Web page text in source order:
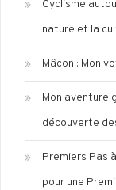
Cyclisme
nature et la
Mâcon : Mon
Mon aventure
découverte
Premiers Pas
pour une